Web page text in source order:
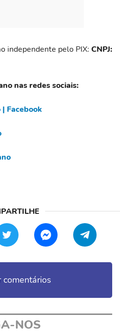
independente pelo PIX: CNPJ:
nas redes sociais:
Facebook
comentários
NOS